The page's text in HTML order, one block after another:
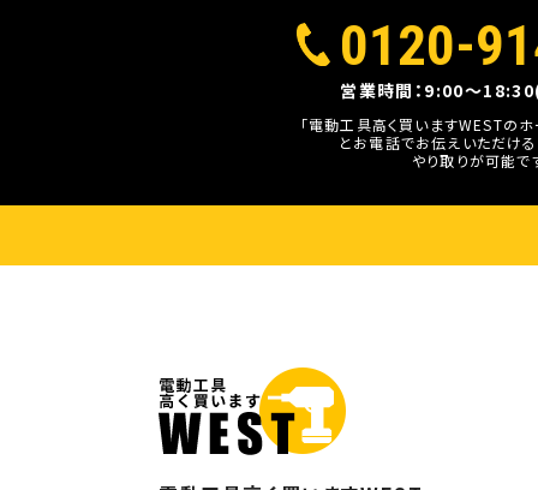
0120-
営業時間：9:00～
「電動工具高く買いますWESTの
とお電話でお伝えいただけ
やり取りが可能で